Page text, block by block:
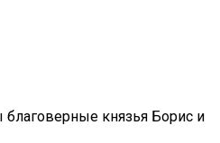
благоверные князья Борис и